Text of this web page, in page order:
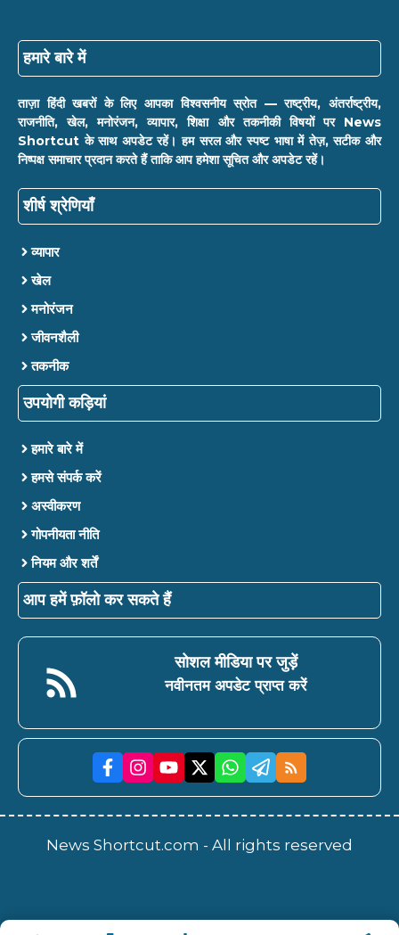
हमारे बारे में
ताज़ा हिंदी खबरों के लिए आपका विश्वसनीय स्रोत — राष्ट्रीय, अंतर्राष्ट्रीय,
राजनीति, खेल, मनोरंजन, व्यापार, शिक्षा और तकनीकी विषयों पर News
Shortcut के साथ अपडेट रहें। हम सरल और स्पष्ट भाषा में तेज़, सटीक और
निष्पक्ष समाचार प्रदान करते हैं ताकि आप हमेशा सूचित और अपडेट रहें।
शीर्ष श्रेणियाँ
व्यापार
खेल
मनोरंजन
जीवनशैली
तकनीक
उपयोगी कड़ियां
हमारे बारे में
हमसे संपर्क करें
अस्वीकरण
गोपनीयता नीति
नियम और शर्तें
आप हमें फ़ॉलो कर सकते हैं
सोशल मीडिया पर जुड़ें
नवीनतम अपडेट प्राप्त करें
News Shortcut.com - All rights reserved